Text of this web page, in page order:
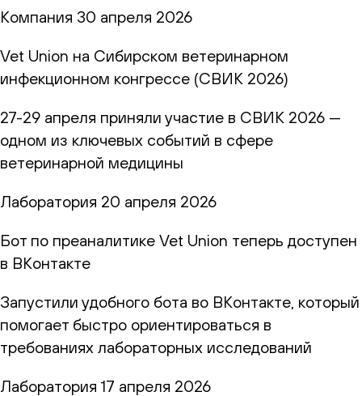
Компания 30 апреля 2026
Vet Union на Сибирском ветеринарном
инфекционном конгрессе (СВИК 2026)
27-29 апреля приняли участие в СВИК 2026 —
одном из ключевых событий в сфере
ветеринарной медицины
Лаборатория 20 апреля 2026
Бот по преаналитике Vet Union теперь доступен
в ВКонтакте
Запустили удобного бота во ВКонтакте, который
помогает быстро ориентироваться в
требованиях лабораторных исследований
Лаборатория 17 апреля 2026